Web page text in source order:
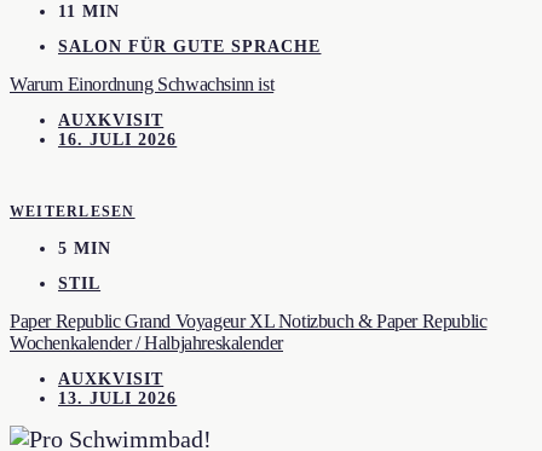
11 MIN
SALON FÜR GUTE SPRACHE
Warum Einordnung Schwachsinn ist
AUXKVISIT
16. JULI 2026
WEITERLESEN
5 MIN
STIL
Paper Republic Grand Voyageur XL Notizbuch & Paper Republic
Wochenkalender / Halbjahreskalender
AUXKVISIT
13. JULI 2026